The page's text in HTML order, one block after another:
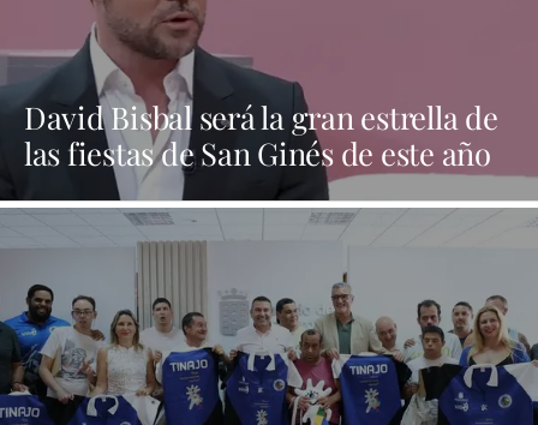
David Bisbal será la gran estrella de
las fiestas de San Ginés de este año